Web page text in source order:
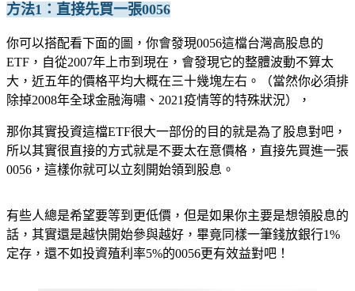
方法1：直接先買一張0056
你可以搭配看下面的圖，你會發現0056這檔台灣高股息的
ETF，自從2007年上市到現在，會發現它的整體波動不算太
大，近五年的價格平均大概在三十幾塊左右。（當然你必須排
除掉2008年全球金融海嘯、2021疫情等的特殊狀況），
那你其實投資這檔ETF很大一部份的目的就是為了股息對吧，
所以其實很直接的方式就是不要太在意價格，直接先買進一張
0056，這樣你就可以立刻開始領到股息。
有些人總是希望要等到更低價，但是如果你主要是想領股息的
話，其實還是越快開始參與越好，畢竟同樣一筆錢放銀行1%
定存，還不如投資殖利率5%的0056更有效益對吧！